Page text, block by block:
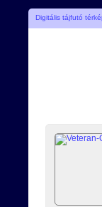
Digitális tájfutó